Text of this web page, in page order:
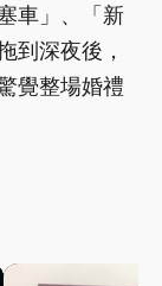
車」、「新
到深夜後，
覺整場婚禮